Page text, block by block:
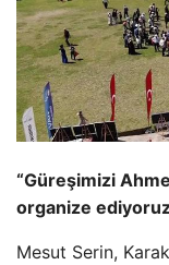
“Güreşimizi
organize
Mesut Serin,